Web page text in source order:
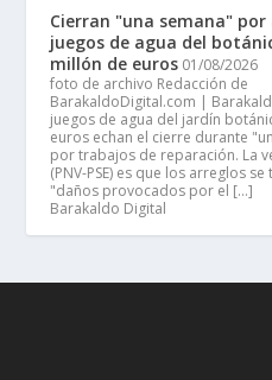
Cierran "una semana"
juegos de agua del
millón de euros 01/08/2026
foto de archivo Redacción de
BarakaldoDigital.com |
juegos de agua del jardín
euros echan el cierre durante
por trabajos de reparación. La
(PNV-PSE) es que los arreglos
"daños provocados por el […]
Barakaldo Digital